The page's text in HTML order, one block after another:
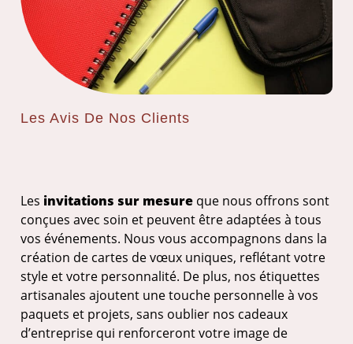
Les Avis De Nos Clients
Les invitations sur mesure que nous offrons sont
conçues avec soin et peuvent être adaptées à tous
vos événements. Nous vous accompagnons dans la
création de cartes de vœux uniques, reflétant votre
style et votre personnalité. De plus, nos étiquettes
artisanales ajoutent une touche personnelle à vos
paquets et projets, sans oublier nos cadeaux
d’entreprise qui renforceront votre image de